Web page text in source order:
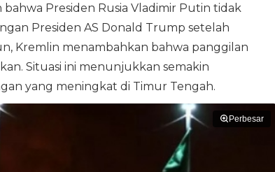
Presiden Rusia Vladimir Putin tidak
Presiden AS Donald Trump setelah
Kremlin menambahkan bahwa panggilan
Situasi ini menunjukkan semakin
yang meningkat di Timur Tengah.
Perbesar